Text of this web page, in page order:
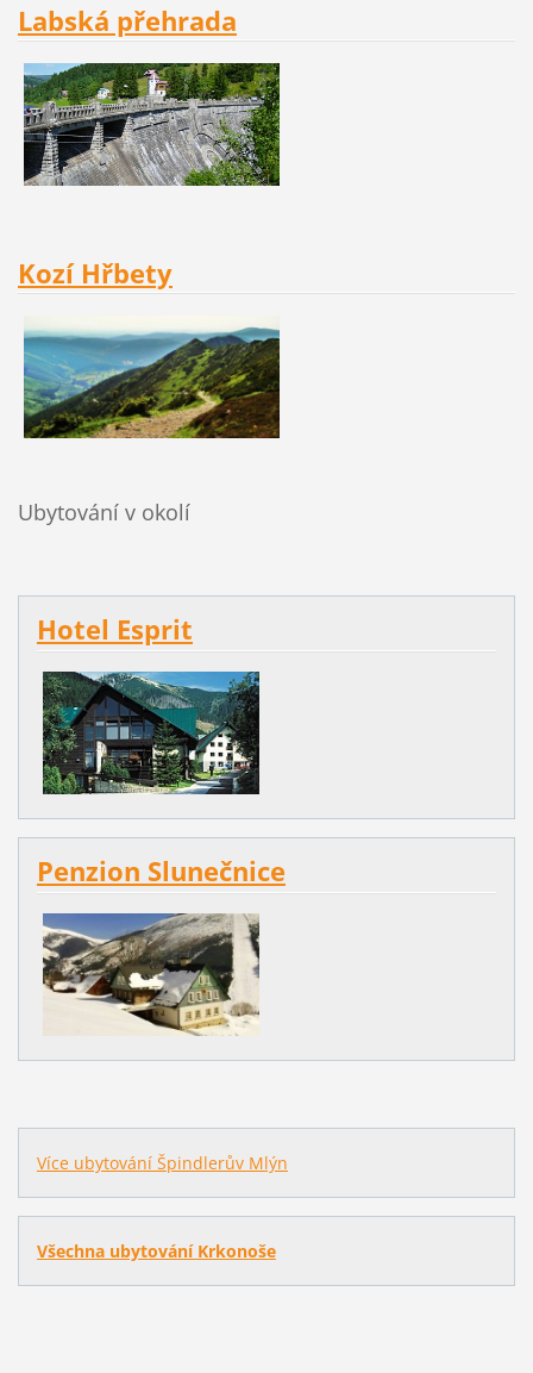
Labská přehrada
Kozí Hřbety
Ubytování v okolí
Hotel Esprit
Penzion Slunečnice
Více ubytování Špindlerův Mlýn
Všechna ubytování Krkonoše